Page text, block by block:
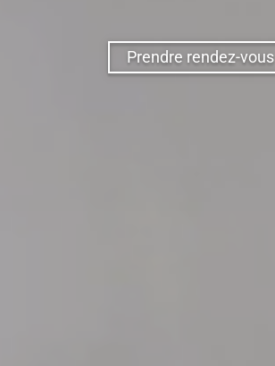
Prendre rendez-vous